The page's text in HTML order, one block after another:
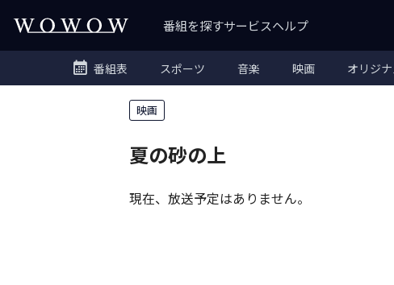
番組を探すサービスヘルプ
番組表 スポーツ 音楽 映画 オリジ
映画
夏の砂の上
現在、放送予定はありません。